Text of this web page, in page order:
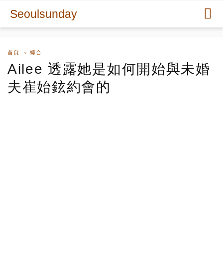
Seoulsunday
首頁 綜合
Ailee 透露她是如何開始與未婚
夫崔始鉉約會的